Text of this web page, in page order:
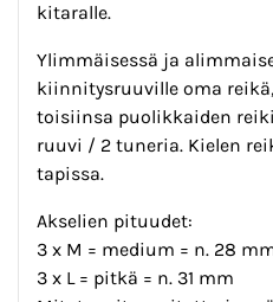
kitaralle.
Ylimmäisessä ja
kiinnitysruuville oma
toisiinsa puolikkaiden
ruuvi / 2 tuneria. Kielen
tapissa.
Akselien pituudet:
3 x M = medium = n. 28
3 x L = pitkä = n. 31 mm